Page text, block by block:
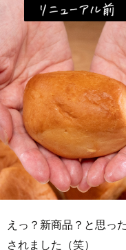
えっ？新商品？と思っ
されました（笑）